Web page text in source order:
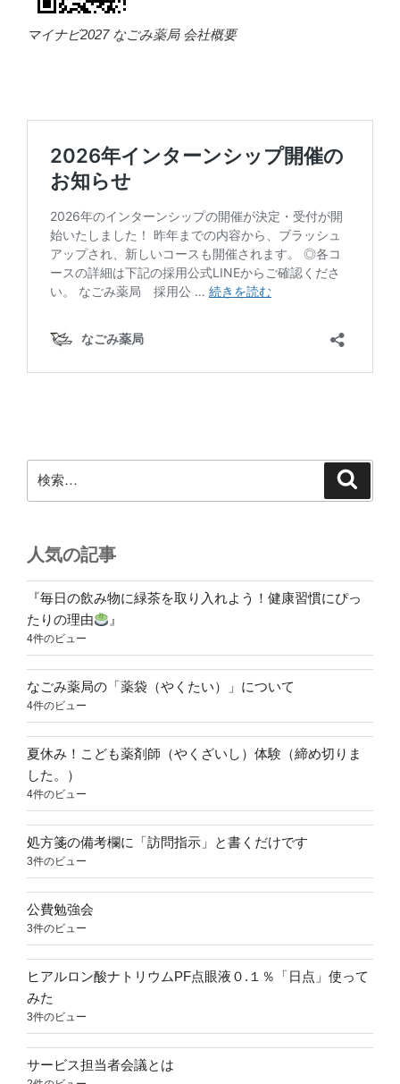
マイナビ2027 なごみ薬局 会社概要
索:
人気の記事
『毎日の飲み物に緑茶を取り入れよう！健康習慣にぴっ
たりの理由
』
4件のビュー
なごみ薬局の「薬袋（やくたい）」について
4件のビュー
夏休み！こども薬剤師（やくざいし）体験（締め切りま
した。）
4件のビュー
処方箋の備考欄に「訪問指示」と書くだけです
3件のビュー
公費勉強会
3件のビュー
ヒアルロン酸ナトリウムPF点眼液０.１％「日点」使って
みた
3件のビュー
サービス担当者会議とは